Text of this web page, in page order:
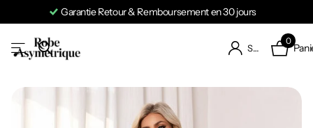
Expédition en 24 à 48h
S'identifier
0